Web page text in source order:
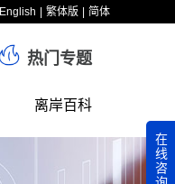
English 繁体版 简体
热门专题
离岸百科
在
线
咨